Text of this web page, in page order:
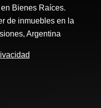
Bienes Raíces.
de inmuebles en la
Argentina